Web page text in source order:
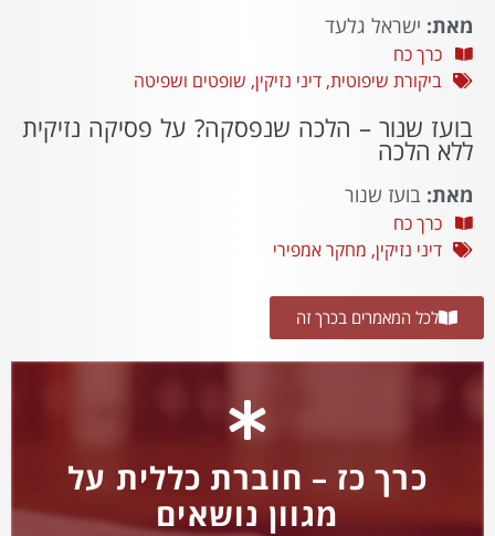
מאת: ישראל גלעד
כרך כח
ביקורת שיפוטית, דיני נזיקין, שופטים ושפיטה
בועז שנור – הלכה שנפסקה? על פסיקה נזיקית
ללא הלכה
מאת: בועז שנור
כרך כח
דיני נזיקין, מחקר אמפירי
לכל המאמרים בכרך זה
כרך כז – חוברת כללית על
מגוון נושאים